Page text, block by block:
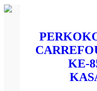
KE-